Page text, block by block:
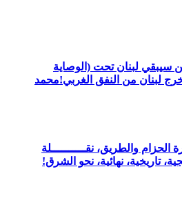
سيبقي لبنان تحت (الوصاية
لبنان من النفق الغربي!محمد
والطريق، نقــــــــــلة
تاريخية، نهائية، نحو الشرق!